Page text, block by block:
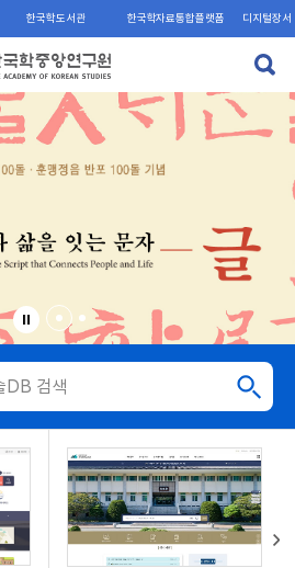
한국학도서관 한국학자료통합플랫폼 디지털장서
각